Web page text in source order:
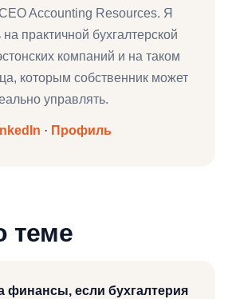
Accounting Resources. Я
практичной бухгалтерской
компаний и на таком
которым собственник может
управлять.
· Профиль
теме
финансы, если бухгалтерия